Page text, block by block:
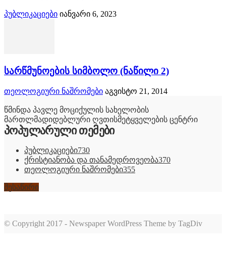
პუბლიკაციები იანვარი 6, 2023
სარწმუნოების სიმბოლო (ნაწილი 2)
თეოლოგიური ნაშრომები აგვისტო 21, 2014
წმინდა პავლე მოციქულის სახელობის
მართლმადიდებლური ღვთისმეტყველების ცენტრი
პოპულარული თემები
პუბლიკაციები730
ქრისტიანობა და თანამედროვეობა370
თეოლოგიური ნაშრომები355
შესაწირი
© Copyright 2017 - Newspaper WordPress Theme by TagDiv